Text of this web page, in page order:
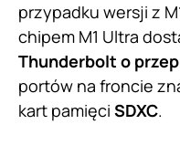
przypadku wersji z
chipem M1 Ultra
Thunderbolt o
portów na froncie
kart pamięci SDXC.